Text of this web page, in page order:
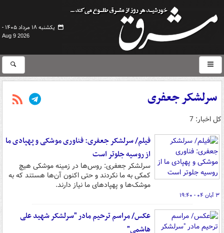
یکشنبه ۱۸ مرداد ۱۴۰۵ -
Aug 9 2026
سرلشکر جعفری
کل اخبار: 7
فیلم/ سرلشکر جعفری: فناوری موشکی و پهپادی ما
از روسیه جلوتر است
سرلشکر جعفری: روس‌ها در زمینه موشکی هیچ
کمکی به ما نکردند و حتی اکنون آن‌ها هستند که به
موشک‌ها و پهپادهای ما نیاز دارند.
۳ آبان ۰۴ - ۱۹:۴۰
عکس/ مراسم ترحیم مادر "سرلشکر شهید علی
هاشمی"